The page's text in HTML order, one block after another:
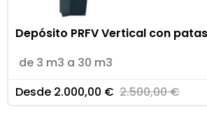
Depósito PRFV Vertical con
de 3 m3 a 30 m3
Desde 2.000,00 € 2.500,00€